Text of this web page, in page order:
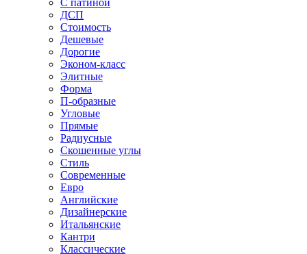
С патиной
ДСП
Стоимость
Дешевые
Дорогие
Эконом-класс
Элитные
Форма
П-образные
Угловые
Прямые
Радиусные
Скошенные углы
Стиль
Современные
Евро
Английские
Дизайнерские
Итальянские
Кантри
Классические